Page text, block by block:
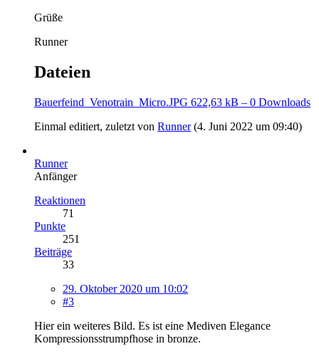
Grüße
Runner
Dateien
Bauerfeind_Venotrain_Micro.JPG 622,63 kB – 0 Downloads
Einmal editiert, zuletzt von Runner(4. Juni 2022 um 09:40)
Runner
Anfänger
Reaktionen
71
Punkte
251
Beiträge
33
29. Oktober 2020 um 10:02
#3
Hier ein weiteres Bild. Es ist eine Mediven Elegance
Kompressionsstrumpfhose in bronze.